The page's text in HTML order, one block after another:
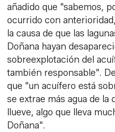
añadido que "sabemos,
ocurrido con
la causa de que las
Doñana hayan
sobreexplotación del
también responsable".
que "un acuífero está
se extrae más agua de la
llueve, algo que lleva
Doñana".